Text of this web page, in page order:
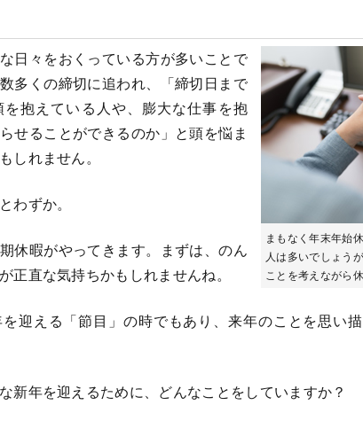
まもなく年末年始
人は多いでしょう
ことを考えながら
日々をおくっている方が多いことで
多くの締切に追われ、「締切日まで
抱えている人や、膨大な仕事を抱
せることができるのか」と頭を悩ま
しれません。
わずか。
休暇がやってきます。まずは、のん
正直な気持ちかもしれませんね。
迎える「節目」の時でもあり、来年のことを思い
新年を迎えるために、どんなことをしていますか？